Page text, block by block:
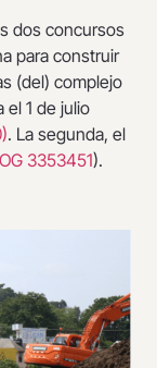
dos concursos
para construir
(del) complejo
el 1 de julio
. La segunda, el
3353451).